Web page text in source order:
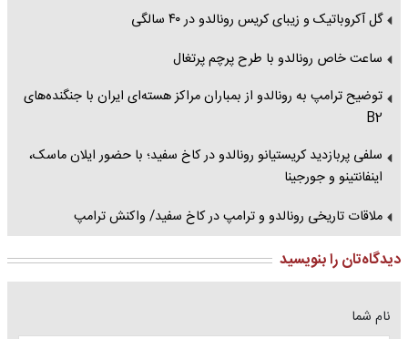
گل آکروباتیک و زیبای کریس رونالدو در ۴۰ سالگی
ساعت خاص رونالدو با طرح پرچم پرتغال
توضیح ترامپ به رونالدو از بمباران مراکز هسته‌ای ایران با جنگنده‌های
B2
سلفی پربازدید کریستیانو رونالدو در کاخ سفید؛ با حضور ایلان ماسک،
اینفانتینو و جورجینا
ملاقات تاریخی رونالدو و ترامپ در کاخ سفید/ واکنش ترامپ
دیدگاه‌تان را بنویسید
نام شما